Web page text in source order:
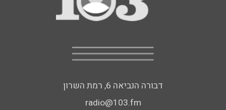
דבורה הנביאה 6, רמת השרון
radio@103.fm